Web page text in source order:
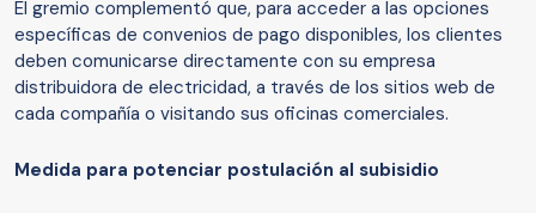
El gremio complementó que, para acceder a las opciones
específicas de convenios de pago disponibles, los clientes
deben comunicarse directamente con su empresa
distribuidora de electricidad, a través de los sitios web de
cada compañía o visitando sus oficinas comerciales.
Medida para potenciar postulación al subisidio